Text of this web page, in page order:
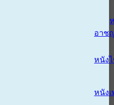
อาช
หนัง
หนังเ